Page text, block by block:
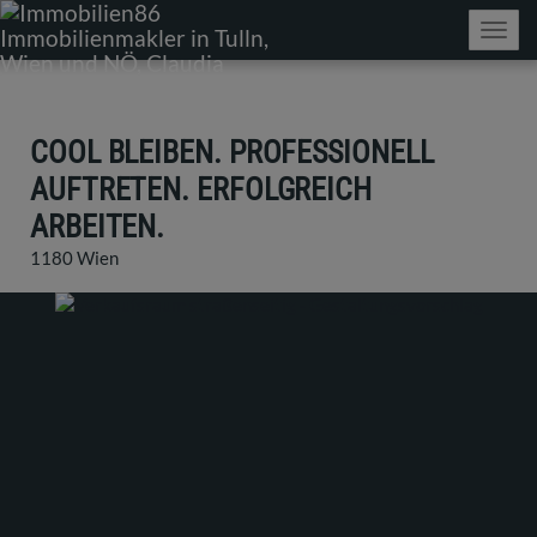
COOL BLEIBEN. PROFESSIONELL
AUFTRETEN. ERFOLGREICH
ARBEITEN.
1180 Wien